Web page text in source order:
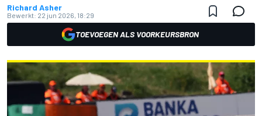
Richard Asher
Bewerkt: 22 jun 2026, 18:29
TOEVOEGEN ALS VOORKEURSBRON